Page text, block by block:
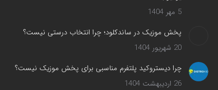
5 مهر 1404
پخش موزیک در ساندکلود؛ چرا انتخاب درستی نیست؟
20 شهریور 1404
چرا دیستروکید پلتفرم مناسبی برای پخش موزیک نیست؟
26 اردیبهشت 1404